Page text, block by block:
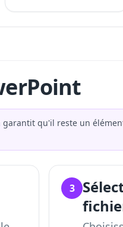
garantit qu'il reste un
3